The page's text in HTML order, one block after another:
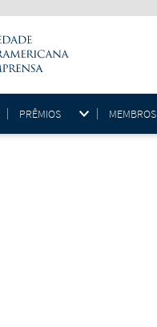
PRÊMIOS MEMBROS